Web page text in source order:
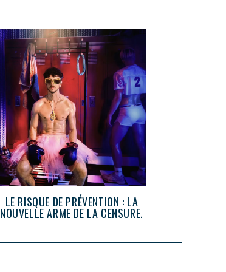
LE RISQUE DE PRÉVENTION : LA
NOUVELLE ARME DE LA CENSURE.